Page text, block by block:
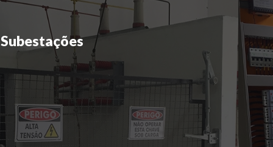
Subestações